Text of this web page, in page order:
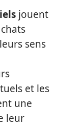
jouent
sens
et les
une
leur